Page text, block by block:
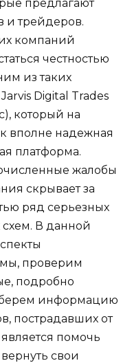
предлагают
и трейдеров.
компаний
честностью
из таких
Digital Trades
который на
вполне надежная
платформа.
жалобы
скрывает за
ряд серьезных
В данной
проверим
подробно
информацию
пострадавших от
помочь
свои